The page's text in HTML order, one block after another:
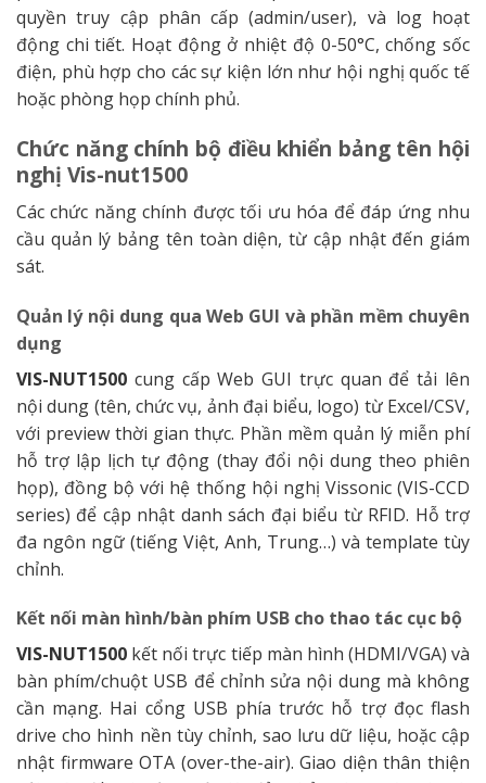
quyền truy cập phân cấp (admin/user), và log hoạt
động chi tiết. Hoạt động ở nhiệt độ 0-50°C, chống sốc
điện, phù hợp cho các sự kiện lớn như hội nghị quốc tế
hoặc phòng họp chính phủ.
Chức năng chính bộ điều khiển bảng tên hội
nghị Vis-nut1500
Các chức năng chính được tối ưu hóa để đáp ứng nhu
cầu quản lý bảng tên toàn diện, từ cập nhật đến giám
sát.
Quản lý nội dung qua Web GUI và phần mềm chuyên
dụng
VIS-NUT1500 cung cấp Web GUI trực quan để tải lên
nội dung (tên, chức vụ, ảnh đại biểu, logo) từ Excel/CSV,
với preview thời gian thực. Phần mềm quản lý miễn phí
hỗ trợ lập lịch tự động (thay đổi nội dung theo phiên
họp), đồng bộ với hệ thống hội nghị Vissonic (VIS-CCD
series) để cập nhật danh sách đại biểu từ RFID. Hỗ trợ
đa ngôn ngữ (tiếng Việt, Anh, Trung…) và template tùy
chỉnh.
Kết nối màn hình/bàn phím USB cho thao tác cục bộ
VIS-NUT1500 kết nối trực tiếp màn hình (HDMI/VGA) và
bàn phím/chuột USB để chỉnh sửa nội dung mà không
cần mạng. Hai cổng USB phía trước hỗ trợ đọc flash
drive cho hình nền tùy chỉnh, sao lưu dữ liệu, hoặc cập
nhật firmware OTA (over-the-air). Giao diện thân thiện